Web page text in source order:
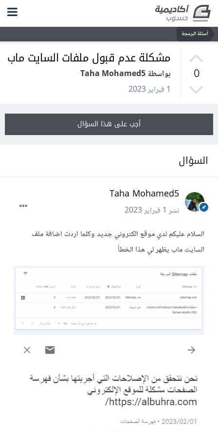
أسئلة البرمجة
0
مشكلة عدم قبول ملفات السايت ماب
بواسطة Taha Mohamed5
1 فبراير 2023
أجب على هذا السؤال
السؤال
Taha Mohamed5
نشر1 فبراير 2023
السلام عليكم لدي موقع الكتروني جديد وكلما اردت اضافة ملف
السايت ماب يظهر لي هذا الخطأ